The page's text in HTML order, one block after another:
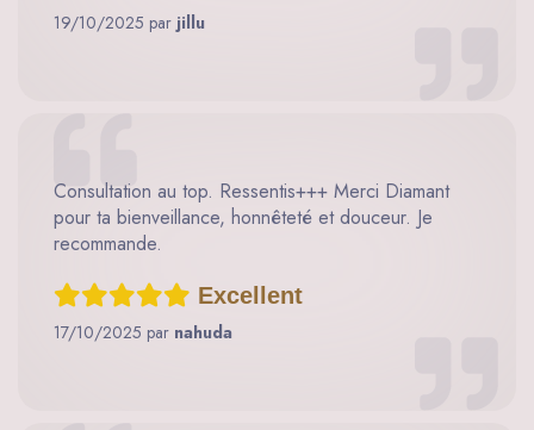
19/10/2025 par jillu
Consultation au top. Ressentis+++ Merci Diamant
pour ta bienveillance, honnêteté et douceur. Je
recommande.
Excellent
17/10/2025 par nahuda